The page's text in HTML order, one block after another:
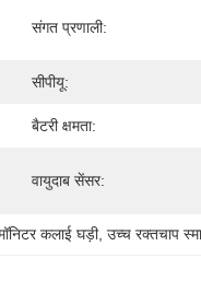
संगत प्रणाली:
सीपीयू:
बैटरी क्षमता:
वायुदाब सेंसर:
कलाई घड़ी, उच्च रक्तचाप